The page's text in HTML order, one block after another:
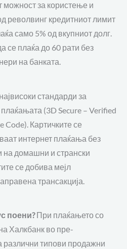
можност за користење и
револвинг кредитниот лимит
само 5% од вкупниот долг.
се плаќа до 60 рати без
на банката.
стандарди за
(3D Secure – Verified
Code). Картичките се
интернет плаќања без
на домашни и странски
се добива мејл
трансакција.
поени? При плаќањето со
Халкбанк во пре-
типови продажни